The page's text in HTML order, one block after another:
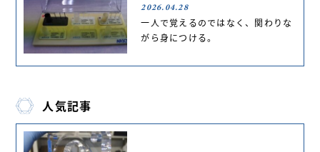
2026.04.28
一人で覚えるのではなく、関わりな
がら身につける。
人気記事